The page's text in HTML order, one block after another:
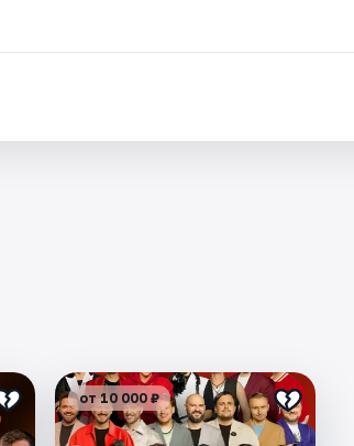
от 10 000 ₽